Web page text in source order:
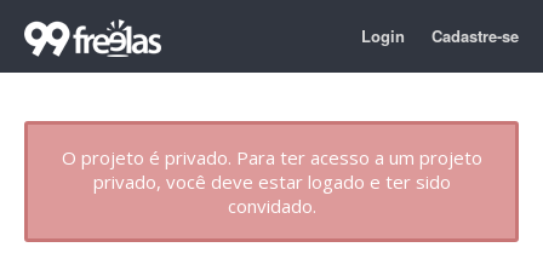
Login Cadastre-se
O projeto é privado. Para ter acesso a um projeto
privado, você deve estar logado e ter sido
convidado.